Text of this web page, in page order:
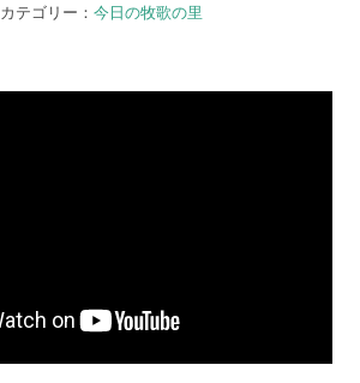
カテゴリー：今日の牧歌の里